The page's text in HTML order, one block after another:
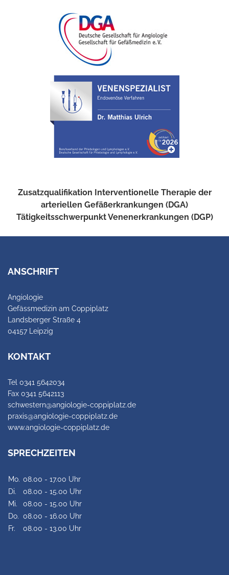
Zusatzqualifikation Interventionelle Therapie der
arteriellen Gefäßerkrankungen (DGA)
Tätigkeitsschwerpunkt Venenerkrankungen (DGP)
ANSCHRIFT
Angiologie
Gefässmedizin am Coppiplatz
Landsberger Straße 4
04157 Leipzig
KONTAKT
Tel 0341 5642034
Fax 0341 5642113
schwestern@angiologie-coppiplatz.de
praxis@angiologie-coppiplatz.de
www.angiologie-coppiplatz.de
SPRECHZEITEN
Mo. 08.00 - 17.00 Uhr
Di.
08.00 - 15.00 Uhr
Mi.
08.00 - 15.00 Uhr
Do. 08.00 - 16.00 Uhr
Fr.
08.00 - 13.00 Uhr